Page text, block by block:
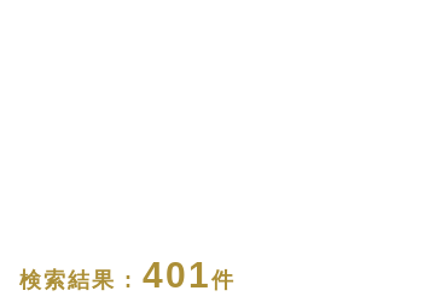
検索結果 : 401件